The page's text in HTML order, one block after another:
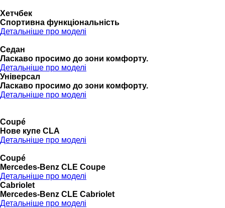
Хетчбек
Спортивна функціональність
Детальніше про моделі
Седан
Ласкаво просимо до зони комфорту.
Детальніше про моделі
Універсал
Ласкаво просимо до зони комфорту.
Детальніше про моделі
Coupé
Нове купе CLA
Детальніше про моделі
Coupé
Mercedes-Benz CLE Coupe
Детальніше про моделі
Cabriolet
Mercedes-Benz CLE Cabriolet
Детальніше про моделі